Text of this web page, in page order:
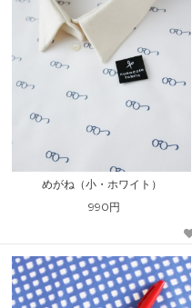
めがね（小・ホワイト）
990円